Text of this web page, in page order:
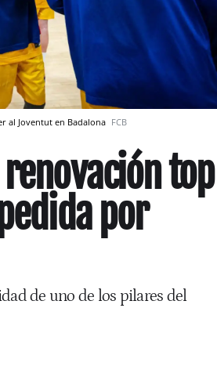
al Joventut en Badalona FCB
top
por
de uno de los pilares del